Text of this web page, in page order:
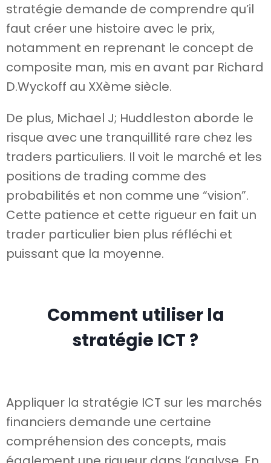
stratégie demande de comprendre qu’il
faut créer une histoire avec le prix,
notamment en reprenant le concept de
composite man, mis en avant par Richard
D.Wyckoff au XXème siècle.
De plus, Michael J; Huddleston aborde le
risque avec une tranquillité rare chez les
traders particuliers. Il voit le marché et les
positions de trading comme des
probabilités et non comme une “vision”.
Cette patience et cette rigueur en fait un
trader particulier bien plus réfléchi et
puissant que la moyenne.
Comment utiliser la
stratégie ICT ?
Appliquer la stratégie ICT sur les marchés
financiers demande une certaine
compréhension des concepts, mais